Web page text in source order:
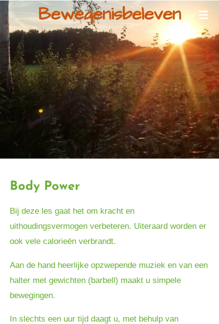
Ga
direct
naar
de
hoofdinhoud
Bewegenisbeleven
Body Power
Bij deze les gaat het om kracht en
uithoudingsvermogen verbeteren. Uiteraard worden er
ook vele calorieën verbrandt.
Aan de hand heerlijke opzwepende muziek en van een
halter met gewichten (barbell) maakt u simpele
bewegingen.
In slechts een uur tijd daagt u, met behulp van